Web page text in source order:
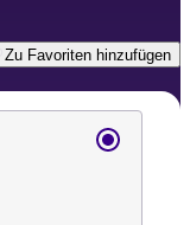
Zu Favoriten hinzufügen